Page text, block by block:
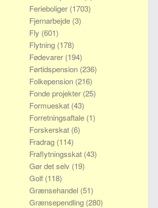
Ferieboliger (1703)
Fjernarbejde (3)
Fly (601)
Flytning (178)
Fødevarer (194)
Førtidspension (236)
Folkepension (216)
Fonde projekter (25)
Formueskat (43)
Forretningsaftale (1)
Forskerskat (6)
Fradrag (114)
Fraflytningsskat (43)
Gør det selv (19)
Golf (118)
Grænsehandel (51)
Grænsependling (280)